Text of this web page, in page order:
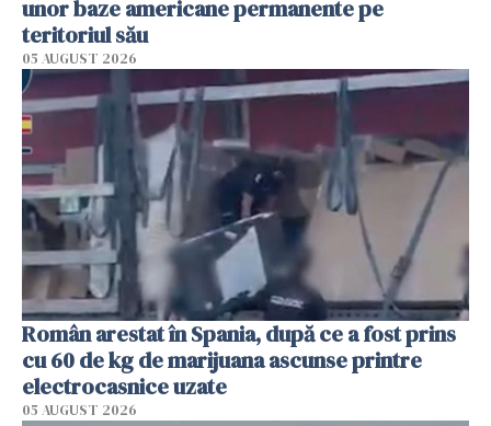
unor baze americane permanente pe
teritoriul său
05 AUGUST 2026
Român arestat în Spania, după ce a fost prins
cu 60 de kg de marijuana ascunse printre
electrocasnice uzate
05 AUGUST 2026